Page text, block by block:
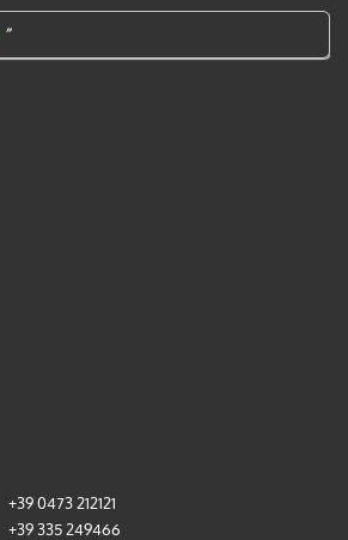
+39 0473 212121
+39 335 249466